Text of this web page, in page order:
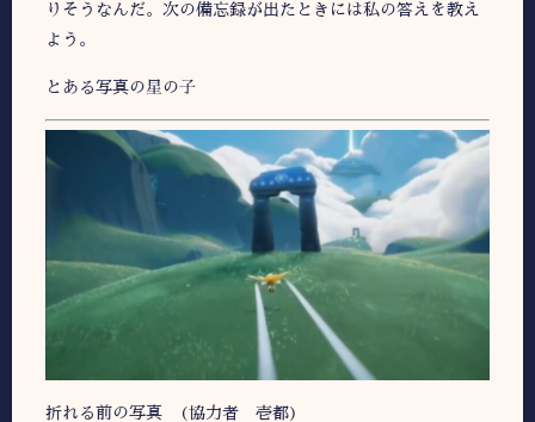
りそうなんだ。次の備忘録が出たときには私の答えを教え
よう。
とある写真の星の子
折れる前の写真 (協力者 壱都)